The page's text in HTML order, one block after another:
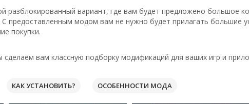
разблокированный вариант, где вам будет предложено большое
предоставленным модом вам не нужно будет прилагать большие
покупки.
вам классную подборку модификаций для ваших игр и
КАК УСТАНОВИТЬ? ОСОБЕННОСТИ МОДА